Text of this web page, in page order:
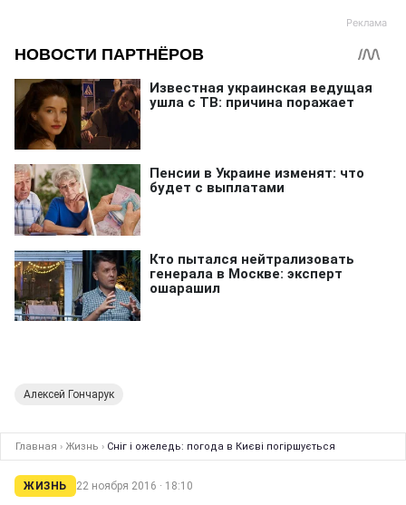
Алексей Гончарук
Главная › Жизнь › Сніг і ожеледь: погода в Києві погіршується
ЖИЗНЬ 22 ноября 2016 · 18:10